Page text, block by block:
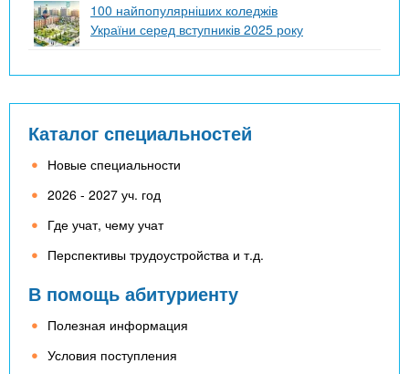
100 найпопулярніших коледжів
України серед вступників 2025 року
Каталог специальностей
Новые специальности
2026 - 2027 уч. год
Где учат, чему учат
Перспективы трудоустройства и т.д.
В помощь абитуриенту
Полезная информация
Условия поступления